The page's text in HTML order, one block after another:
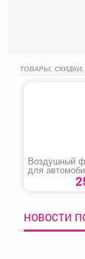
ТОВАРЫ,
Воздушный
для
«Chevrolet
НОВОСТИ